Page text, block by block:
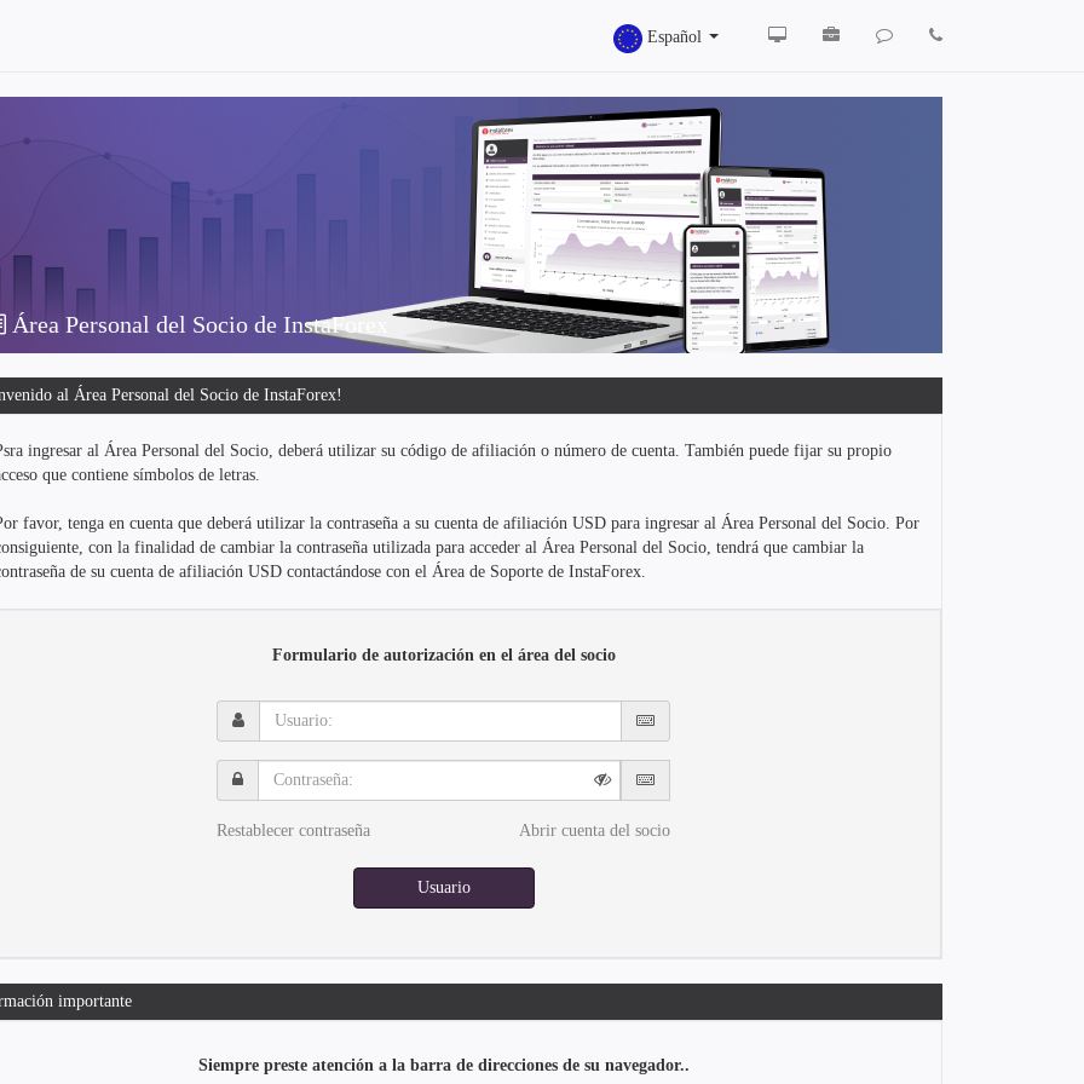
Español
Área Personal del Socio de InstaForex
al Área Personal del Socio de InstaForex!
ingresar al Área Personal del Socio, deberá utilizar su código de afiliación o número de cuenta. También puede fijar su propio
que contiene símbolos de letras.
favor, tenga en cuenta que deberá utilizar la contraseña a su cuenta de afiliación USD para ingresar al Área Personal del Socio. Por
con la finalidad de cambiar la contraseña utilizada para acceder al Área Personal del Socio, tendrá que cambiar la
de su cuenta de afiliación USD contactándose con el Área de Soporte de InstaForex.
Formulario de autorización en el área del socio
Usuario:
Contraseña:
Restablecer contraseña Abrir cuenta del socio
Usuario
importante
Siempre preste atención a la barra de direcciones de su navegador..